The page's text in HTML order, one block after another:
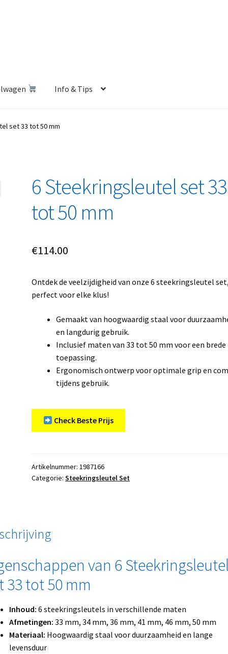
Info & Tips
Shop Betalen en Verzenden
set 33 tot 50 mm
6 Steekringsleutel set 33
tot 50 mm
€114.00
Ontdek de veelzijdigheid van onze 6 steekringsleutel
perfect voor elke klus!
Gemaakt van hoogwaardig staal voor
en langdurig gebruik.
Inclusief maten van 33 tot 50 mm voor een brede
toepassing.
Ergonomisch ontwerp voor optimale grip en
tijdens gebruik.
Check Beste Prijs
Artikelnummer:1987166
Categorie:Steekringsleutel Set
van 6
33 tot 50 mm
Inhoud: 6 steekringsleutels in verschillende maten
Afmetingen: 33 mm, 34 mm, 36 mm, 41 mm, 46 mm, 50 mm
Materiaal: Hoogwaardig staal voor duurzaamheid en lange
levensduur